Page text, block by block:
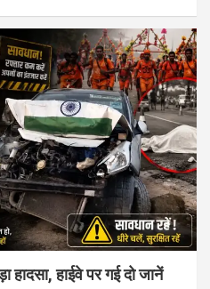
हाईवे पर गई दो जानें